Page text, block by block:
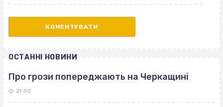
ОСТАННІ НОВИНИ
Про грози попереджають на Черкащині
21:00